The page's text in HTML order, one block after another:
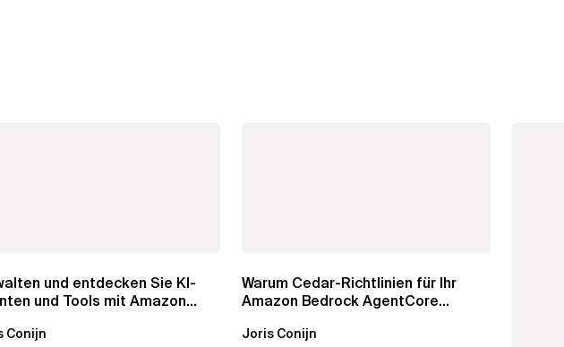
und entdecken Sie KI-
und Tools mit Amazon
Conijn
Warum Cedar-Richtlinien für Ihr
Amazon Bedrock AgentCore
Joris Conijn